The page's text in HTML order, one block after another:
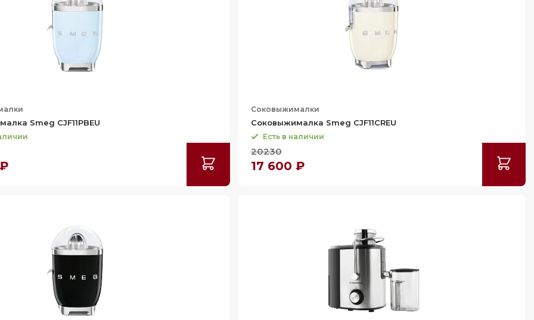
Smeg CJF11PBEU
Соковыжималки
Соковыжималка Smeg CJF11CREU
Есть в наличии
20230
17 600 ₽